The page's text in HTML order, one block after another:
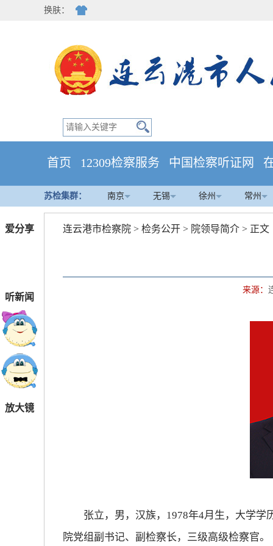
爱分享
听新闻
放大镜
换肤：
首页 12309检察服务 中国检察听证网
苏检集群： 南京 无锡 徐州 常州
连云港市检察院 > 检务公开 > 院领导简介 > 正文
来源：
张立，男，汉族，1978年4月生，大学学
院党组副书记、副检察长，三级高级检察官。